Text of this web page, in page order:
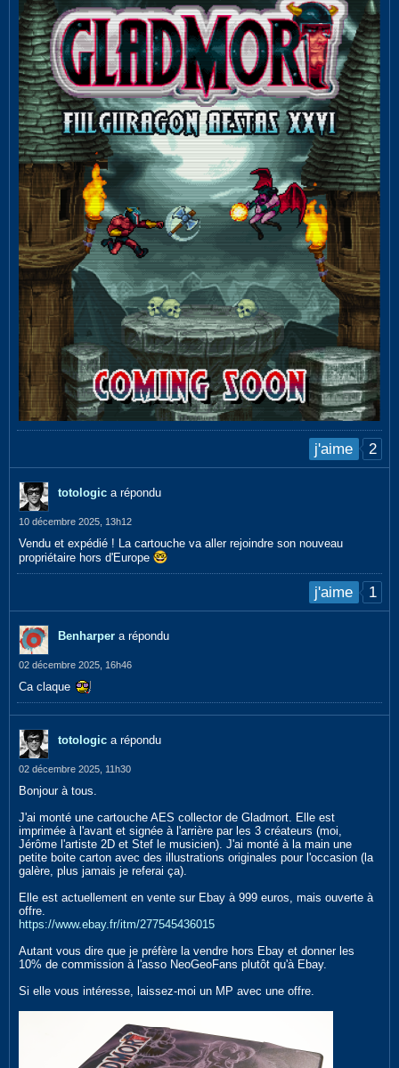
j'aime 2
totologic a répondu
10 décembre 2025, 13h12
Vendu et expédié ! La cartouche va aller rejoindre son nouveau
propriétaire hors d'Europe
j'aime 1
Benharper a répondu
02 décembre 2025, 16h46
Ca claque
totologic a répondu
02 décembre 2025, 11h30
Bonjour à tous.
J'ai monté une cartouche AES collector de Gladmort. Elle est
imprimée à l'avant et signée à l'arrière par les 3 créateurs (moi,
Jérôme l'artiste 2D et Stef le musicien). J'ai monté à la main une
petite boite carton avec des illustrations originales pour l'occasion (la
galère, plus jamais je referai ça).
Elle est actuellement en vente sur Ebay à 999 euros, mais ouverte à
offre.
https://www.ebay.fr/itm/277545436015
Autant vous dire que je préfère la vendre hors Ebay et donner les
10% de commission à l'asso NeoGeoFans plutôt qu'à Ebay.
Si elle vous intéresse, laissez-moi un MP avec une offre.